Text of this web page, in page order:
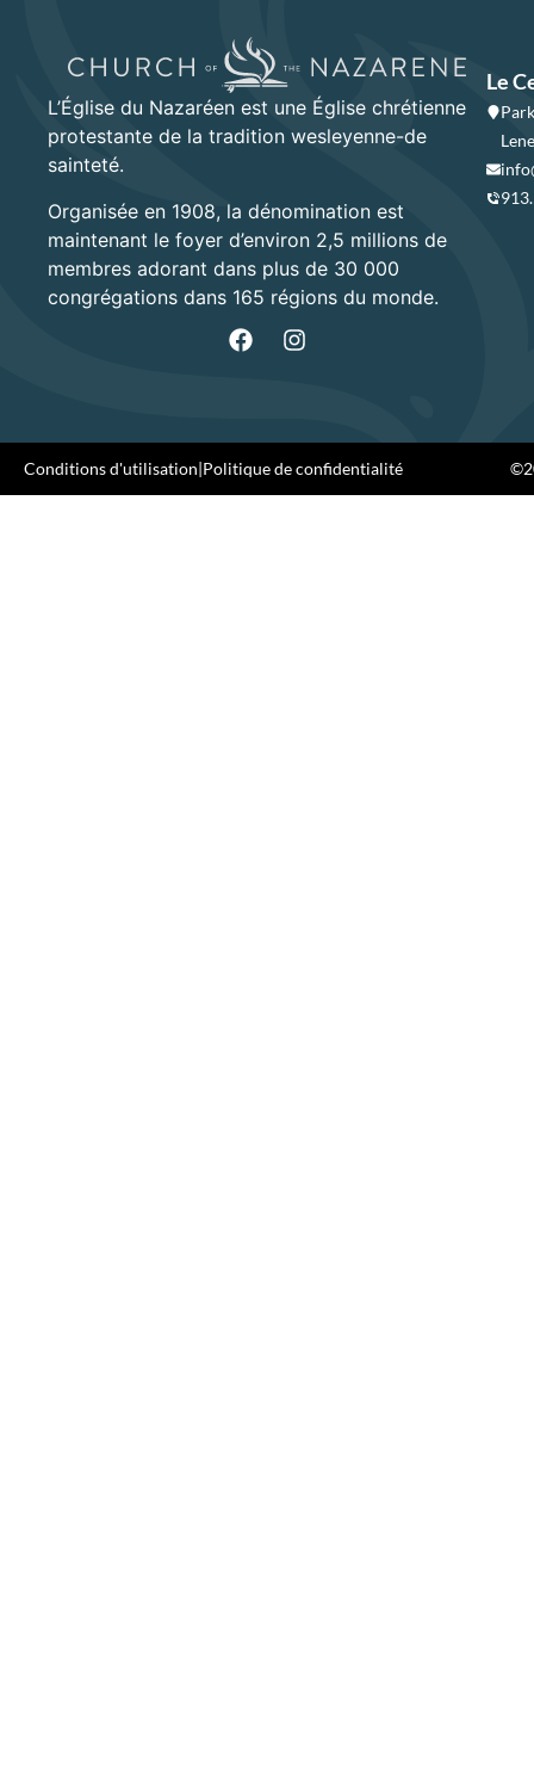
L’Église du Nazaréen est une Église chrétienne
protestante de la tradition wesleyenne-de
sainteté.
Organisée en 1908, la dénomination est
maintenant le foyer d’environ 2,5 millions de
membres adorant dans plus de 30 000
congrégations dans 165 régions du monde.
Le
Conditions d'utilisation|Politique de confidentialité